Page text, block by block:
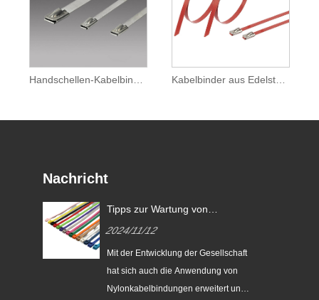
Nachricht
Tipps zur Wartung von
2024/11/12
Mit der Entwicklung der Gesellschaft
hat sich auch die Anwendung von
Nylonkabelbindungen erweitert und